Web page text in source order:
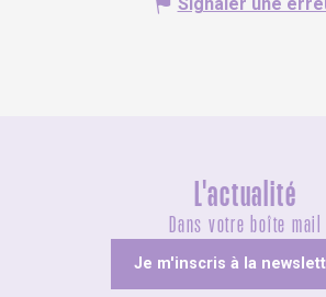
L'actualité
Dans votre boîte mail
Je m'inscris à la